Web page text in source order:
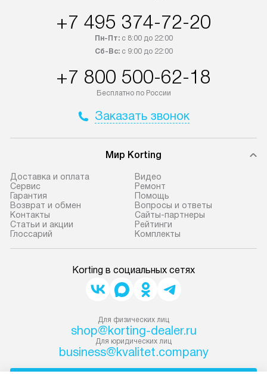
+7 495 374-72-20
Пн-Пт:с 8:00 до 22:00
Сб-Вс:с 9:00 до 22:00
+7 800 500-62-18
Бесплатно по России
Заказать звонок
Мир Korting
Доставка и оплата
Сервис
Гарантия
Возврат и обмен
Контакты
Статьи и акции
Глоссарий
Видео
Ремонт
Помощь
Вопросы и ответы
Сайты-партнеры
Рейтинги
Комплекты
Korting в социальных сетях
Для физических лиц
shop@korting-dealer.ru
Для юридических лиц
business@kvalitet.company